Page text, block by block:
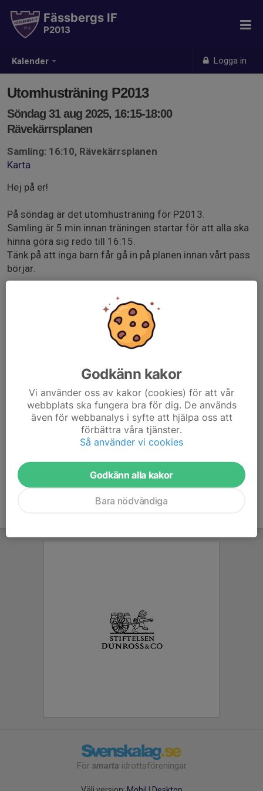
Kalender Logga in
Fässbergs IF
P2013
Utomhusträning P2013
Söndag 31 aug 2025, 16:15-18:00
Rävekärrsplanen
Samling: 16:10, Rävekärrsplanen
Karta
Hej på er!
På söndag är det utomhusträning för P2013.
Samling är 5 min innan träningen startar för att alla ska
hinna göra sig redo till 16:15.
Tänk på att inga barn får gå in på planen innan vårt pass
börjar.
Glöm inte lämpliga skor, benskydd och vattenflaska.
Rävekärrsplanen ligger bredvid Rävekärrsskolan
För att vi ska kunna planera träningen MÅSTE ni svara på
Kallelsen stänger lördag vid midnatt. Om något skulle
ändras efter det, vänligen hör av er till Mattias J eller
skriv på Whatsapp.
Väl mött på söndag
För smarta idrottsföreningar
Godkänn kakor
Vi använder oss av kakor (cookies) för att vår
webbplats ska fungera bra för dig. De används
även för webbanalys i syfte att hjälpa oss att
förbättra våra tjänster.
Så använder vi cookies
Godkänn alla kakor
Bara nödvändiga